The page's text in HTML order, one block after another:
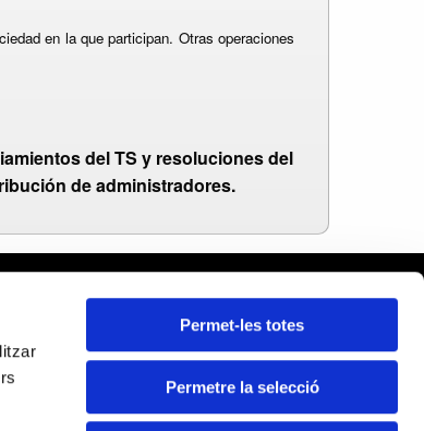
Permet-les totes
Permetre la selecció
en la que participan. Otras operaciones
del TS y resoluciones del
de administradores.